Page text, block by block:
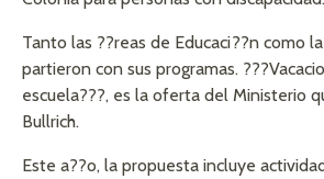
Tanto las ??reas de Educaci??n como
partieron con sus programas.
escuela???, es la oferta del Ministerio
Bullrich.
Este a??o, la propuesta incluye